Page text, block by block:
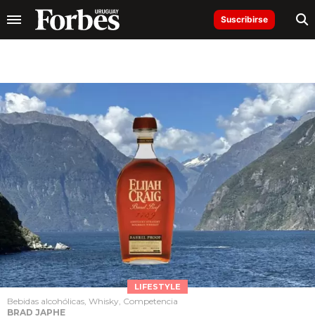
Suscribirse
LIFESTYLE
Bebidas alcohólicas, Whisky, Competencia
BRAD JAPHE